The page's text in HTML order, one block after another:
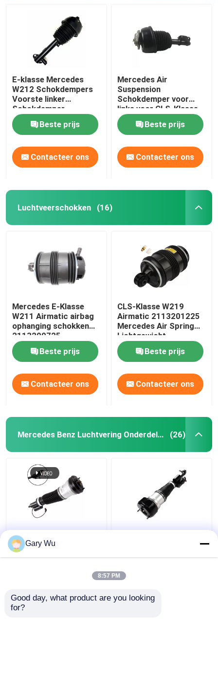
E-klasse Mercedes
W212 Schokdempers
Voorste linker
Schokdemper
2123203138
Beste prijs
Contacteer ons
Mercedes Air
Suspension
Schokdemper voor
links voor CLS-Klasse
W218 4matic
2123201938
Beste prijs
Contacteer ons
Luchtveerschokken (16)
Mercedes E-Klasse
W211 Airmatic airbag
ophanging schokken
2113200725
Beste prijs
Contacteer ons
CLS-Klasse W219
Airmatic 2113201225
Mercedes Air Spring
Lichtgewicht
Beste prijs
Contacteer ons
Mercedes Benz Luchtvering Onderdelen (26)
2203202138 Mercedes
Benz Air Suspension
onderdelen voor links
2213200538 Voor-
Gary Wu
8:57 PM
Good day, what product are you looking
for?